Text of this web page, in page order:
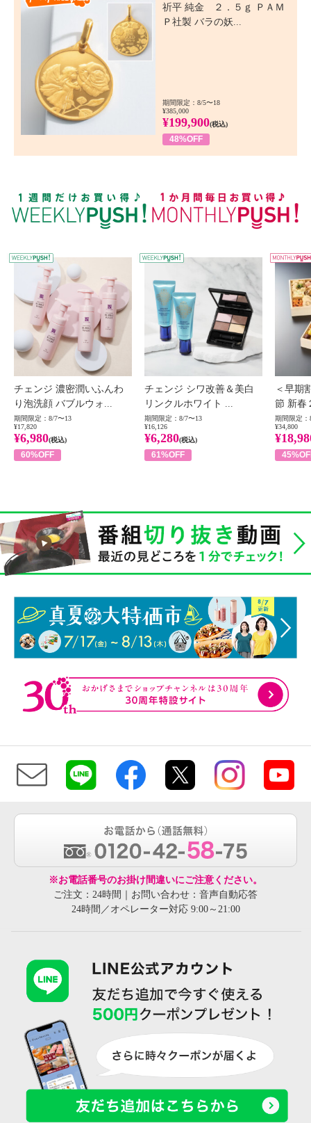
祈平 純金 ２．５ｇ ＰＡＭ
Ｐ社製 バラの妖...
期間限定：8/5〜18
¥385,000
¥199,900(税込)
48%OFF
WEEKLY PUSH
チェンジ 濃密潤いふんわ
り泡洗顔 バブルウォ...
期間限定：8/7〜13
¥17,820
¥6,980(税込)
60%OFF
チェンジ シワ改善＆美白
リンクルホワイト ...
期間限定：8/7〜13
¥16,126
¥6,280(税込)
61%OFF
＜早期
節 新春
期間限定：
¥34,800
※お電話番号のお掛け間違いにご注意ください。
ご注文：24時間｜お問い合わせ：音声自動応答
24時間／オペレーター対応 9:00～21:00